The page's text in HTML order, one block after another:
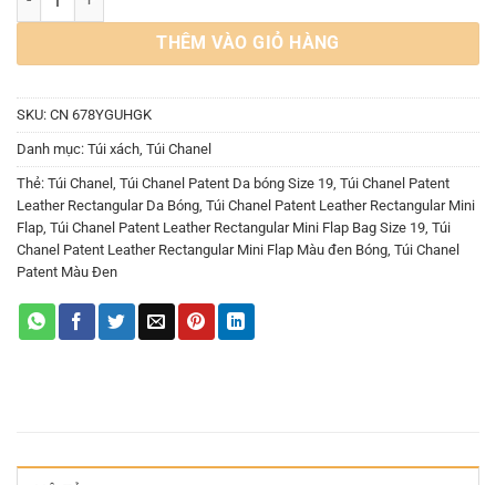
THÊM VÀO GIỎ HÀNG
SKU: CN 678YGUHGK
Danh mục: Túi xách Túi Chanel
Thẻ: Túi Chanel Túi Chanel Patent Da bóng Size 19 Túi Chanel Patent
Leather Rectangular Da Bóng Túi Chanel Patent Leather Rectangular Mini
Flap Túi Chanel Patent Leather Rectangular Mini Flap Bag Size 19 Túi
Chanel Patent Leather Rectangular Mini Flap Màu đen Bóng Túi Chanel
Patent Màu Đen